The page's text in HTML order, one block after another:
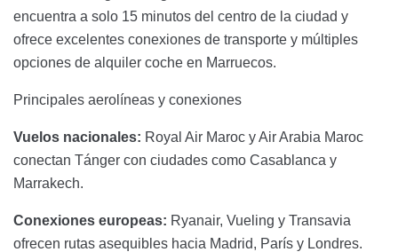
encuentra a solo 15 minutos del centro de la ciudad y
ofrece excelentes conexiones de transporte y múltiples
opciones de alquiler coche en Marruecos.
Principales aerolíneas y conexiones
Vuelos nacionales: Royal Air Maroc y Air Arabia Maroc
conectan Tánger con ciudades como Casablanca y
Marrakech.
Conexiones europeas: Ryanair, Vueling y Transavia
ofrecen rutas asequibles hacia Madrid, París y Londres.